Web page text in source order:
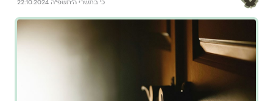
כ׳ בתשרי ה׳תשפ״ה 22.10.2024